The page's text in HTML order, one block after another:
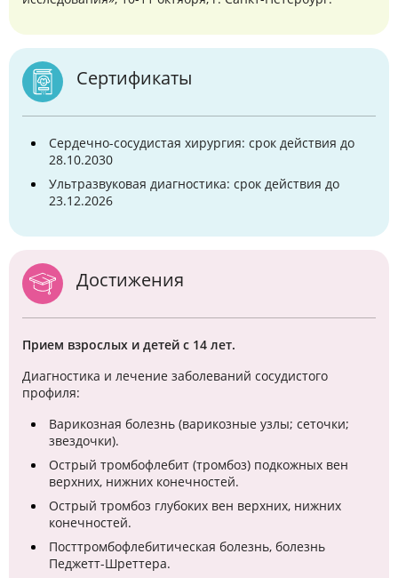
Сертификаты
Сердечно-сосудистая хирургия: срок действия до
28.10.2030
Ультразвуковая диагностика: срок действия до
23.12.2026
Достижения
Прием взрослых и детей с 14 лет.
Диагностика и лечение заболеваний сосудистого
профиля:
Варикозная болезнь (варикозные узлы; сеточки;
звездочки).
Острый тромбофлебит (тромбоз) подкожных вен
верхних, нижних конечностей.
Острый тромбоз глубоких вен верхних, нижних
конечностей.
Посттромбофлебитическая болезнь, болезнь
Педжетт-Шреттера.